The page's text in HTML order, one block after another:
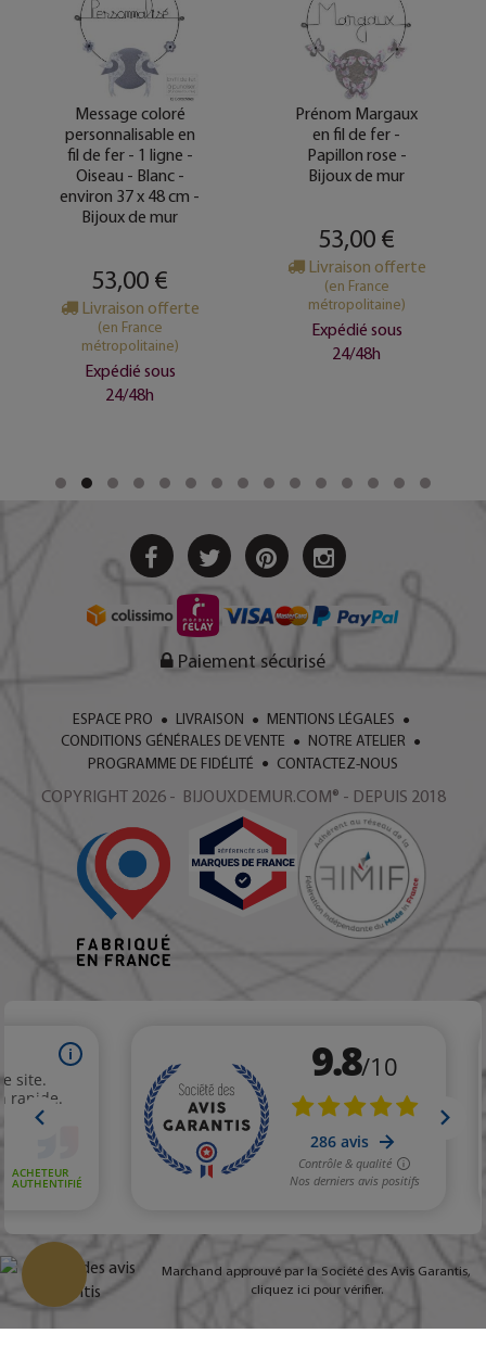
Change
Message coloré
personnalisable en
fil de fer - 1 ligne -
Oiseau - Blanc -
environ 37 x 48 cm -
Bijoux de mur
53,00 €
Livraison offerte
(en France
métropolitaine)
Expédié sous
24/48h
Prénom Margaux
en fil de fer -
Papillon rose -
Bijoux de mur
53,00 €
Livraison offerte
(en France
métropolitaine)
Expédié sous
24/48h
Paiement sécurisé
ESPACE PRO LIVRAISON
MENTIONS LÉGALES
CONDITIONS GÉNÉRALES DE VENTE
NOTRE ATELIER
PROGRAMME DE FIDÉLITÉ
CONTACTEZ-NOUS
COPYRIGHT 2026 - BIJOUXDEMUR.COM® - DEPUIS 2018
Marchand approuvé par la Société des Avis Garantis,
cliquez ici pour vérifier.